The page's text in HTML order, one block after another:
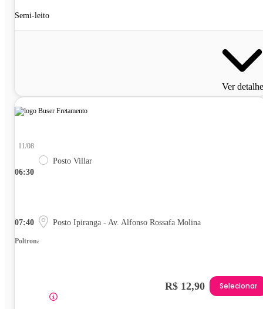
Semi-leito
Ver
06:30
11/08
Posto Villar
07:40 Posto Ipiranga - Av. Alfonso Rossafa Molina
Poltrona
R$ 12,90 Selecionar